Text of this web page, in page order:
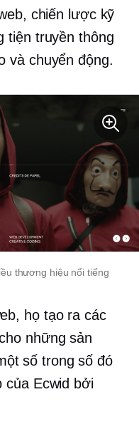
chiến lược kỹ
tiện truyền thông
và chuyển động.
thương hiệu nổi tiếng
họ tạo ra các
những sản
số trong số đó
Ecwid bởi